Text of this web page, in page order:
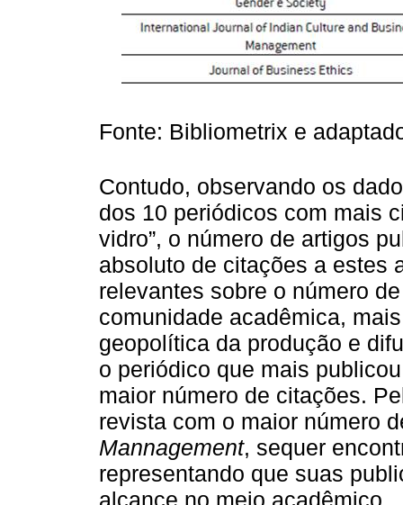
Fonte: Bibliometrix e
Contudo, observando os
dos 10 periódicos com mais
vidro”, o número de artigos
absoluto de citações a estes
relevantes sobre o número
comunidade acadêmica,
geopolítica da produção e
o periódico que mais
maior número de citações.
revista com o maior número
Mannagement, sequer
representando que suas
alcance no meio acadêmico.